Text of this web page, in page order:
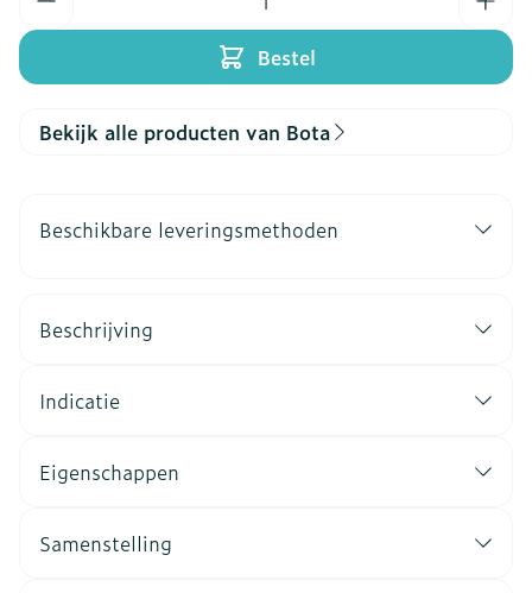
Bestel
Bekijk alle producten van Bota
Beschikbare leveringsmethoden
Beschrijving
Indicatie
Eigenschappen
Samenstelling